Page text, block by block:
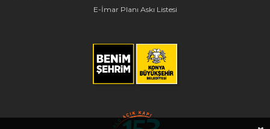
E-İmar Planı Askı Listesi